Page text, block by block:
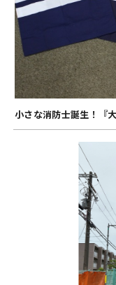
小さな消防士誕生！『